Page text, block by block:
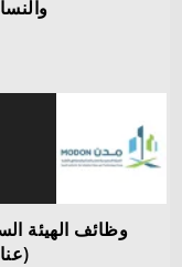
وظائف الهيئة